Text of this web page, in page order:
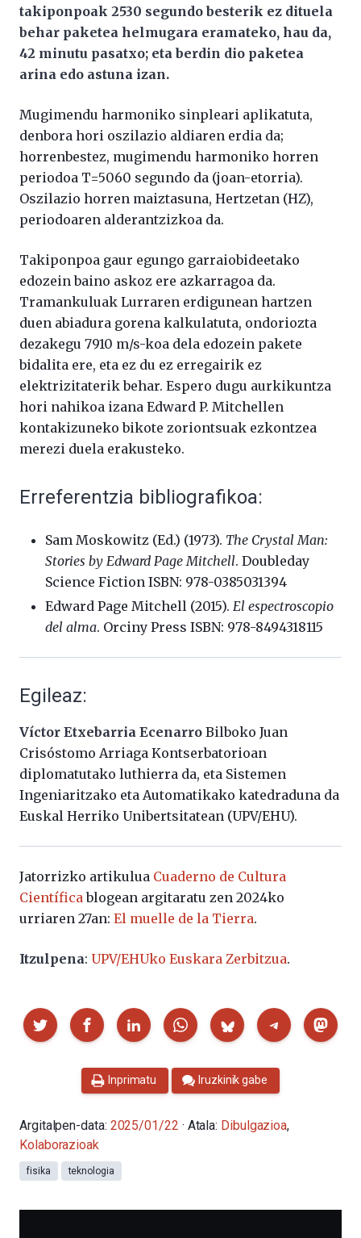
takiponpoak 2530 segundo besterik ez dituela
behar paketea helmugara eramateko, hau da,
42 minutu pasatxo; eta berdin dio paketea
arina edo astuna izan.
Mugimendu harmoniko sinpleari aplikatuta,
denbora hori oszilazio aldiaren erdia da;
horrenbestez, mugimendu harmoniko horren
periodoa T=5060 segundo da (joan-etorria).
Oszilazio horren maiztasuna, Hertzetan (HZ),
periodoaren alderantzizkoa da.
Takiponpoa gaur egungo garraiobideetako
edozein baino askoz ere azkarragoa da.
Tramankuluak Lurraren erdigunean hartzen
duen abiadura gorena kalkulatuta, ondoriozta
dezakegu 7910 m/s-koa dela edozein pakete
bidalita ere, eta ez du ez erregairik ez
elektrizitaterik behar. Espero dugu aurkikuntza
hori nahikoa izana Edward P. Mitchellen
kontakizuneko bikote zoriontsuak ezkontzea
merezi duela erakusteko.
Erreferentzia bibliografikoa:
Sam Moskowitz (Ed.) (1973). The Crystal Man:
Stories by Edward Page Mitchell. Doubleday
Science Fiction ISBN: 978-0385031394
Edward Page Mitchell (2015). El espectroscopio
del alma. Orciny Press ISBN: 978-8494318115
Egileaz:
Víctor Etxebarria Ecenarro Bilboko Juan
Crisóstomo Arriaga Kontserbatorioan
diplomatutako luthierra da, eta Sistemen
Ingeniaritzako eta Automatikako katedraduna da
Euskal Herriko Unibertsitatean (UPV/EHU).
Jatorrizko artikulua Cuaderno de Cultura
Científicablogean argitaratu zen 2024ko
urriaren 27an: El muelle de la Tierra.
Itzulpena: UPV/EHUko Euskara Zerbitzua.
Partekatu
Inprimatu Iruzkinik gabe
Argitalpen-data: 2025/01/22 · Atala: Dibulgazioa,
Kolaborazioak
fisika teknologia